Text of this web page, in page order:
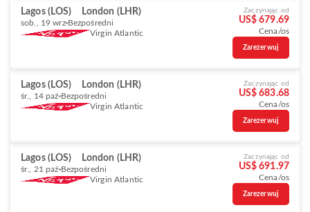
Lagos (LOS) London (LHR)
sob., 19 wrz Bezpośredni
Virgin Atlantic
Zaczynając od
US$ 679.69
Cena/os
Zarezerwuj
Lagos (LOS) London (LHR)
śr., 14 paź Bezpośredni
Virgin Atlantic
Zaczynając od
US$ 683.68
Cena/os
Zarezerwuj
Lagos (LOS) London (LHR)
śr., 21 paź Bezpośredni
Virgin Atlantic
Zaczynając od
US$ 691.97
Cena/os
Zarezerwuj